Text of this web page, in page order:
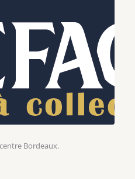
Bordeaux.